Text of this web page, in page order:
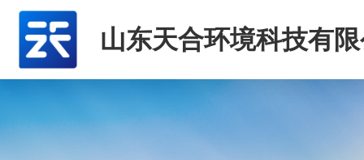
山东天合环境科技有